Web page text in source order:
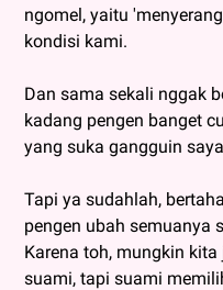
ngomel, yaitu
kondisi kami.
Dan sama sekali nggak
kadang pengen banget
yang suka gangguin
Tapi ya sudahlah,
pengen ubah semuanya
Karena toh, mungkin
suami, tapi suami